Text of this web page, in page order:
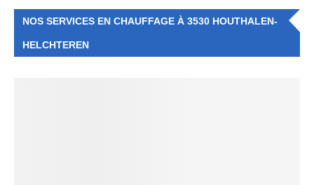
NOS SERVICES EN CHAUFFAGE À 3530 HOUTHALEN-
HELCHTEREN